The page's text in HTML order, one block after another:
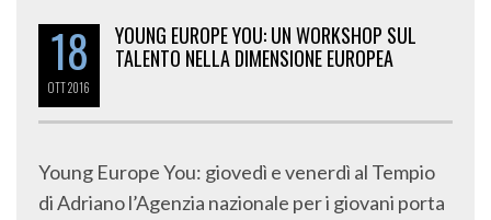
18
OTT2016
YOUNG EUROPE YOU: UN WORKSHOP SUL
TALENTO NELLA DIMENSIONE EUROPEA
Young Europe You: giovedì e venerdì al Tempio
di Adriano l’Agenzia nazionale per i giovani porta